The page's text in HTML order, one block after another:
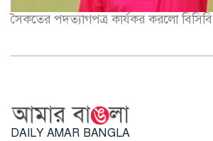
সৈকতের পদত্যাগপত্র কার্যকর করলো বিসিবি
DAILY AMAR BANGLA